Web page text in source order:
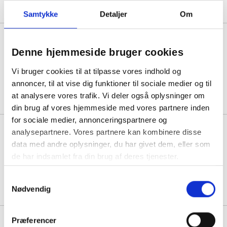
Samtykke Detaljer Om
Denne hjemmeside bruger cookies
Vi bruger cookies til at tilpasse vores indhold og
annoncer, til at vise dig funktioner til sociale medier og til
at analysere vores trafik. Vi deler også oplysninger om
din brug af vores hjemmeside med vores partnere inden
for sociale medier, annonceringspartnere og
analysepartnere. Vores partnere kan kombinere disse
data med andre oplysninger, du har givet dem, eller som
de har indsamlet fra din brug af deres tjenester.
Nødvendig
Præferencer
bord 160x160cm bøg med sort
stel
1 stk á 13.250,00
Køb mere til kun: 12.250,00
ConSet 501-23 hæve-sænke
bord 160x160cm hvid med sølv
stel
ConSet 501-23 hæve-sænke